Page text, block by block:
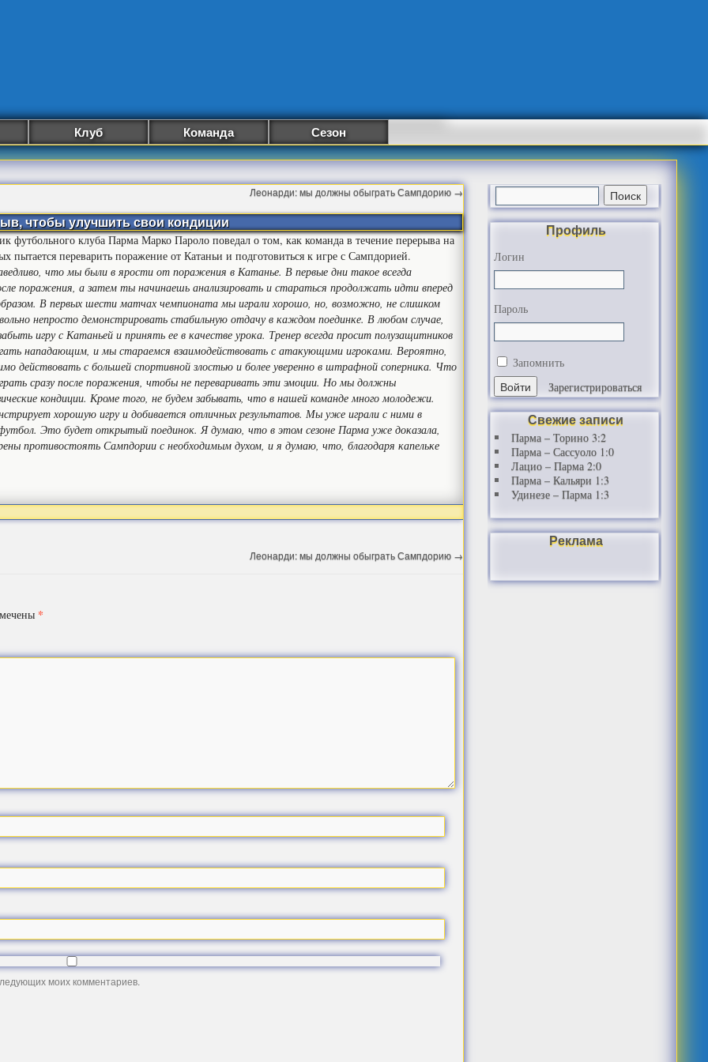
Клуб Команда Сезон
Леонарди: мы должны обыграть Сампдорию →
чтобы улучшить свои кондиции
футбольного клуба Парма Марко Пароло поведал о том, как команда в течение перерыва на
пытается переварить поражение от Катаньи и подготовиться к игре с Сампдорией.
что мы были в ярости от поражения в Катанье. В первые дни такое всегда
поражения, а затем ты начинаешь анализировать и стараться продолжать идти вперед
В первых шести матчах чемпионата мы играли хорошо, но, возможно, не слишком
непросто демонстрировать стабильную отдачу в каждом поединке. В любом случае,
игру с Катаньей и принять ее в качестве урока. Тренер всегда просит полузащитников
нападающим, и мы стараемся взаимодействовать с атакующими игроками. Вероятно,
действовать с большей спортивной злостью и более уверенно в штрафной соперника. Что
сразу после поражения, чтобы не переваривать эти эмоции. Но мы должны
кондиции. Кроме того, не будем забывать, что в нашей команде много молодежи.
хорошую игру и добивается отличных результатов. Мы уже играли с ними в
Это будет открытый поединок. Я думаю, что в этом сезоне Парма уже доказала,
противостоять Сампдории с необходимым духом, и я думаю, что, благодаря капельке
Леонарди: мы должны обыграть Сампдорию →
*
моих комментариев.
Профиль
Логин
Пароль
Запомнить
Зарегистрироваться
Свежие записи
Парма – Торино 3:2
Парма – Сассуоло 1:0
Лацио – Парма 2:0
Парма – Кальяри 1:3
Удинезе – Парма 1:3
Реклама